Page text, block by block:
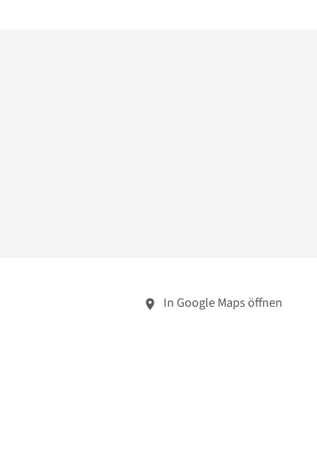
In Google Maps öffnen